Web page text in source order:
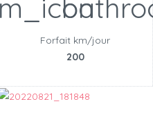
Forfait km/jour
200